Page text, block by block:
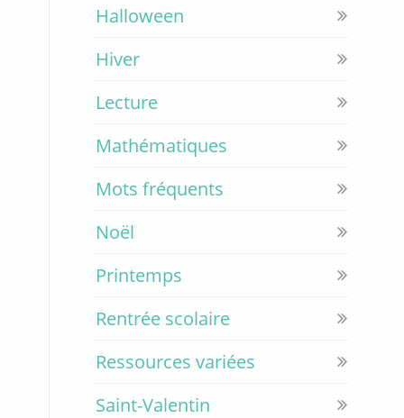
Halloween
Hiver
Lecture
Mathématiques
Mots fréquents
Noël
Printemps
Rentrée scolaire
Ressources variées
Saint-Valentin